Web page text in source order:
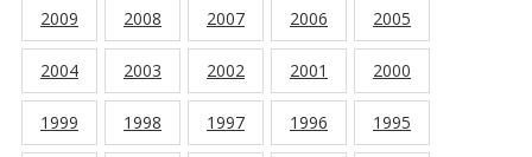
2009 2008 2007 2006 2005
2004 2003 2002 2001 2000
1999 1998 1997 1996 1995